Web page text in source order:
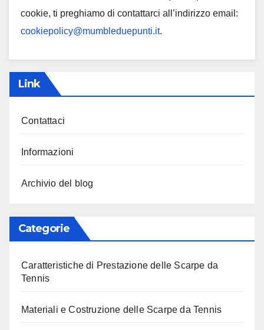
cookie, ti preghiamo di contattarci all’indirizzo email:
cookiepolicy@mumbleduepunti.it.
Link
Contattaci
Informazioni
Archivio del blog
Categorie
Caratteristiche di Prestazione delle Scarpe da
Tennis
Materiali e Costruzione delle Scarpe da Tennis